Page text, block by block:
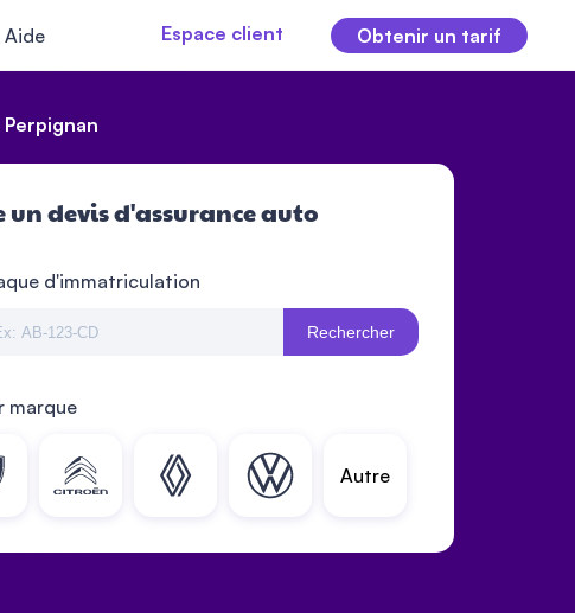
Aide Espace client Obtenir un tarif
un devis d'assurance auto
d'immatriculation
Rechercher
marque
Autre